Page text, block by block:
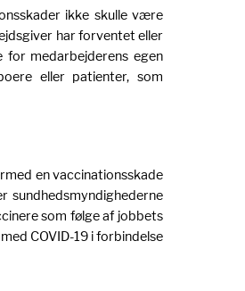
ikke skulle være
har forventet eller
medarbejderens egen
eller patienter, som
en vaccinationsskade
sundhedsmyndighederne
som følge af jobbets
COVID-19 i forbindelse